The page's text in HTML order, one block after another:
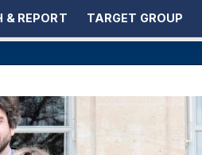
& REPORT TARGET GROUP